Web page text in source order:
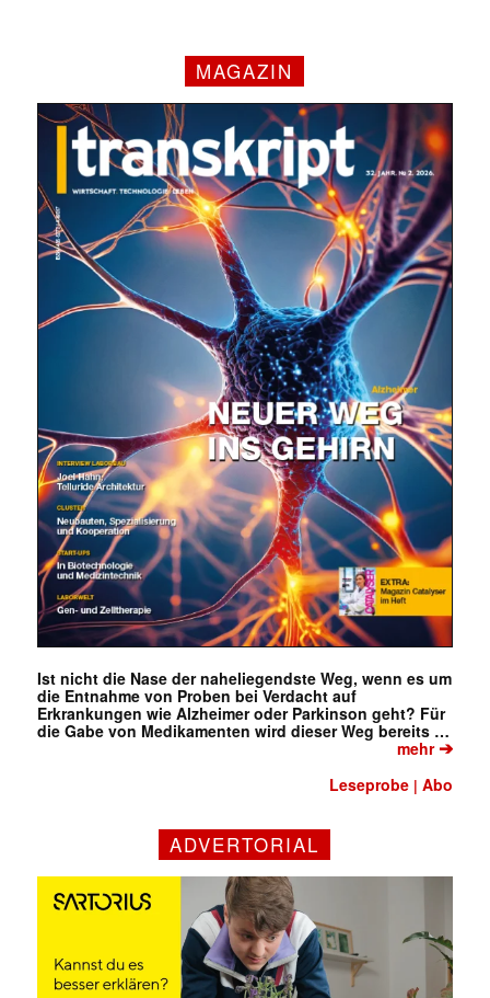
MAGAZIN
Ist nicht die Nase der naheliegendste Weg, wenn es um
die Entnahme von Proben bei Verdacht auf
Erkrankungen wie Alzheimer oder Parkinson geht? Für
die Gabe von Medikamenten wird dieser Weg bereits …
mehr➔
Leseprobe |Abo
ADVERTORIAL